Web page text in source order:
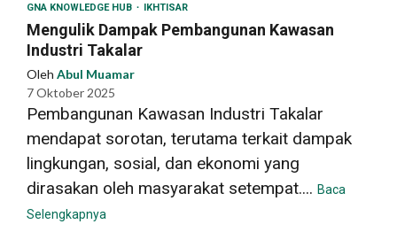
GNA KNOWLEDGE HUB IKHTISAR
Mengulik Dampak Pembangunan Kawasan
Industri Takalar
Oleh Abul Muamar
7 Oktober 2025
Pembangunan Kawasan Industri Takalar
mendapat sorotan, terutama terkait dampak
lingkungan, sosial, dan ekonomi yang
dirasakan oleh masyarakat setempat.... Baca
Selengkapnya